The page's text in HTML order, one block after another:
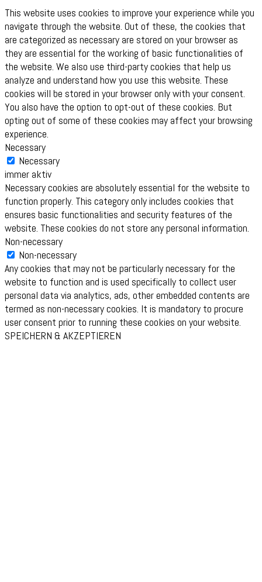
This website uses cookies to improve your experience while you
navigate through the website. Out of these, the cookies that
are categorized as necessary are stored on your browser as
they are essential for the working of basic functionalities of
the website. We also use third-party cookies that help us
analyze and understand how you use this website. These
cookies will be stored in your browser only with your consent.
You also have the option to opt-out of these cookies. But
opting out of some of these cookies may affect your browsing
experience.
Necessary
Necessary
immer aktiv
Necessary cookies are absolutely essential for the website to
function properly. This category only includes cookies that
ensures basic functionalities and security features of the
website. These cookies do not store any personal information.
Non-necessary
Non-necessary
Any cookies that may not be particularly necessary for the
website to function and is used specifically to collect user
personal data via analytics, ads, other embedded contents are
termed as non-necessary cookies. It is mandatory to procure
user consent prior to running these cookies on your website.
SPEICHERN & AKZEPTIEREN